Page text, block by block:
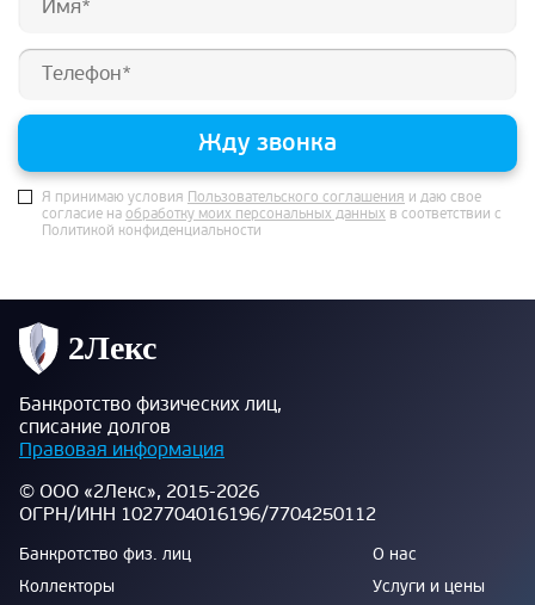
Жду звонка
Я принимаю условия Пользовательского соглашения и даю свое
согласие на обработку моих персональных данных в соответствии с
Политикой конфиденциальности
Банкротство физических лиц,
списание долгов
Правовая информация
© ООО «2Лекс», 2015-2026
ОГРН/ИНН 1027704016196/7704250112
Банкротство физ. лиц
Коллекторы
О нас
Услуги и цены